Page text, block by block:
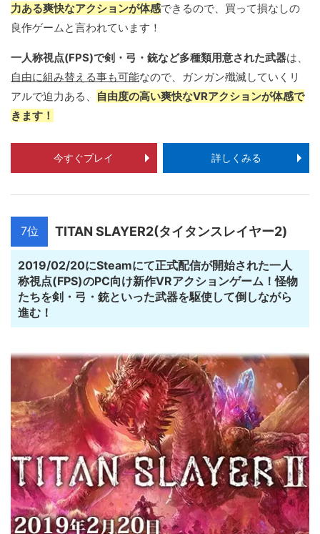
力ある爽快なアクションが体感できるので、買って損なしの
良作ゲームと言われています！
一人称視点(FPS)で剣・弓・銃など多種類用意された武器は、
自由に組み替える事も可能なので、ガンガン殲滅していくリ
アルで迫力ある、
自由度の高い爽快なVRアクションが体感で
きます！
今すぐプレイ 詳しくみる
7位 TITAN SLAYER2(タイタンスレイヤー2)
2019/02/20にSteamにて正式配信が開始された一人
称視点(FPS)のPC向け新作VRアクションゲーム！怪物
たちを剣・弓・銃といった武器を駆使して倒しながら
進む！